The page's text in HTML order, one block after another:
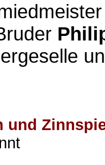
und